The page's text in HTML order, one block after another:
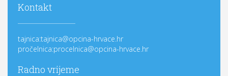
Kontakt
tajnica:tajnica@opcina-hrvace.hr
pročelnica:procelnica@opcina-hrvace.hr
Radno vrijeme